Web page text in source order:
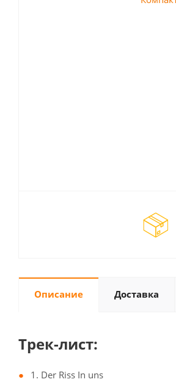
Описание Доставка
Трек-лист:
1. Der Riss In uns